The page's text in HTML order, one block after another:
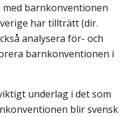
med barnkonventionen
har tillträtt (dir.
analysera för- och
barnkonventionen i
underlag i det som
blir svensk